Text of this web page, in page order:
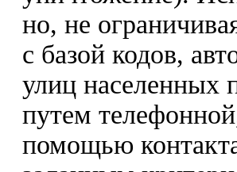
но, не
с базой кодов,
улиц населенных
путем
помощью